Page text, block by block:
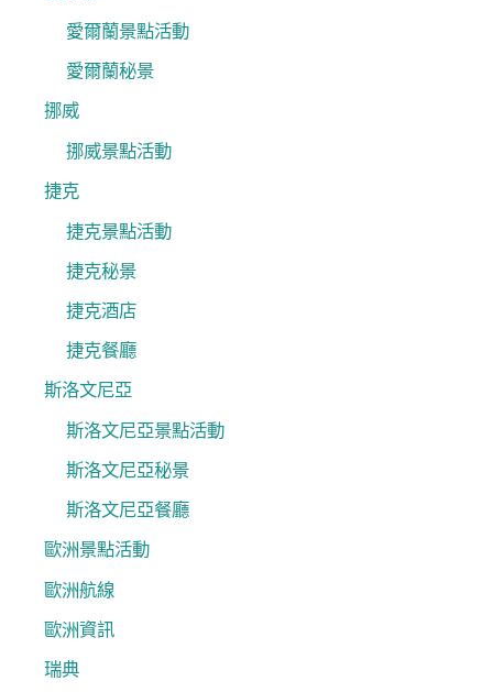
愛爾蘭景點活動
愛爾蘭秘景
挪威
挪威景點活動
捷克
捷克景點活動
捷克秘景
捷克酒店
捷克餐廳
斯洛文尼亞
斯洛文尼亞景點活動
斯洛文尼亞秘景
斯洛文尼亞餐廳
歐洲景點活動
歐洲航線
歐洲資訊
瑞典